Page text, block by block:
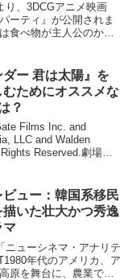
り、3DCGアニメ映画
ーティ』が公開されま
食べ物が主人公のかわ
下にその魅力を紹介し
...
ー 君は太陽』を
ためにオススメな
？
Films Inc. and
LLC and Walden
Reserved.劇場公
ビュー：韓国系移民
いた壮大かつ秀逸
マ
ニューシネマ・アナリテ
年代のアメリカ、ア
原を舞台に、農業でひ